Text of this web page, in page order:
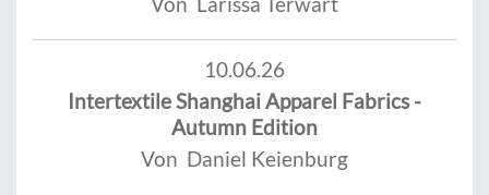
10.06.26
Intertextile Shanghai Apparel Fabrics -
Autumn Edition
Von Daniel Keienburg